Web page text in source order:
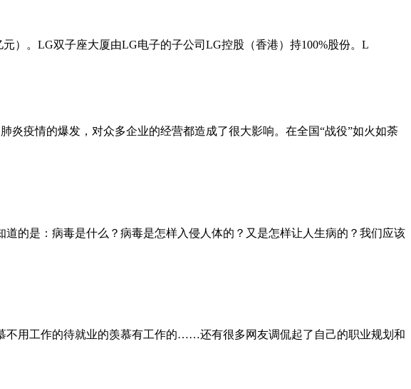
）。LG双子座大厦由LG电子的子公司LG控股（香港）持100%股份。L
炎疫情的爆发，对众多企业的经营都造成了很大影响。在全国“战役”如火如荼
的是：病毒是什么？病毒是怎样入侵人体的？又是怎样让人生病的？我们应该
不用工作的待就业的羡慕有工作的……还有很多网友调侃起了自己的职业规划和